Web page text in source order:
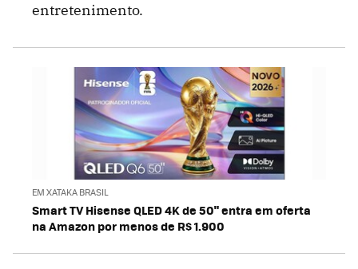
entretenimento.
EM XATAKA BRASIL
Smart TV Hisense QLED 4K de 50" entra em oferta
na Amazon por menos de R$ 1.900